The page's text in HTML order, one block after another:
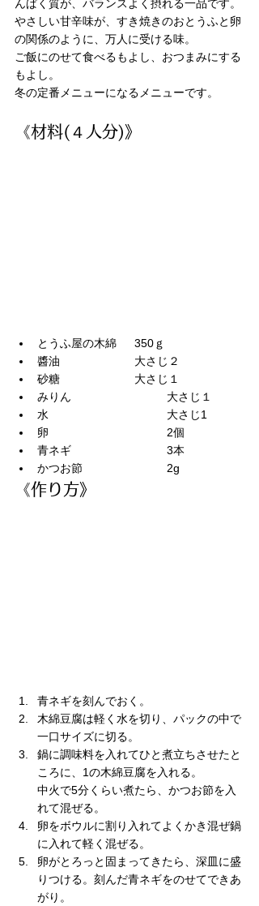
んぱく質が、バランスよく摂れる一品です。
やさしい甘辛味が、すき焼きのおとうふと卵
の関係のように、万人に受ける味。
ご飯にのせて食べるもよし、おつまみにする
もよし。
冬の定番メニューになるメニューです。
《材料(４人分)》
とうふ屋の木綿	350ｇ
醬油			大さじ２
砂糖			大さじ１
みりん			大さじ１
水				大さじ1
卵				2個
青ネギ			3本
かつお節			2g
《作り方》
青ネギを刻んでおく。
木綿豆腐は軽く水を切り、パックの中で
一口サイズに切る。
鍋に調味料を入れてひと煮立ちさせたと
ころに、1の木綿豆腐を入れる。
中火で5分くらい煮たら、かつお節を入
れて混ぜる。
卵をボウルに割り入れてよくかき混ぜ鍋
に入れて軽く混ぜる。
卵がとろっと固まってきたら、深皿に盛
りつける。刻んだ青ネギをのせてできあ
がり。